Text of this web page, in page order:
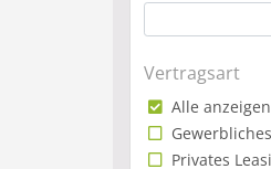
Vertragsart
Alle anzeigen
Privates